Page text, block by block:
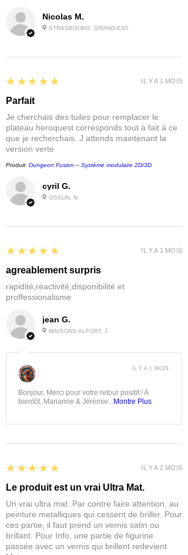
Nicolas M.
STRASBOURG, GRAND-EST
cyril G.
OSSUN, N
5
★★★★★
Parfait
Je cherchais des tuiles pour remplacer le
plateau heroquest corresponds tout à fait à ce
que je recherchais. J attends maintenant la
version verte
Produit: Dungeon Fusion – Système modulaire 2D/3D
IL Y A 1 MOIS
jean G.
MAISONS-ALFORT, J
5
★★★★★
agreablement surpris
rapidité,réactivité,disponibilité et
proffessionalisme
IL Y A 1 MOIS
:
Bonjour, Merci pour votre retour positif ! A
bientôt, Marianne & Jérémie...Montre Plus
IL Y A 1 MOIS
5
★★★★★
Le produit est un vrai Ultra Mat.
Un vrai ultra mat. Par contre faire attention, au
peinture metalliques qui cessent de briller. Pour
ces partie, il faut prend un vernis satin ou
brillant. Pour Info, une partie de figurine
passée avec un vernis qui brillent redevient
IL Y A 2 MOIS